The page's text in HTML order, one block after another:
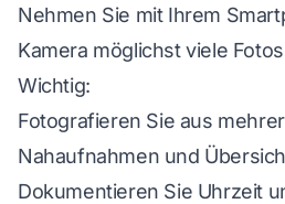
Nehmen Sie mit Ihrem
Kamera möglichst viele
Wichtig:
Fotografieren Sie aus
Nahaufnahmen und
Dokumentieren Sie Uhrzeit